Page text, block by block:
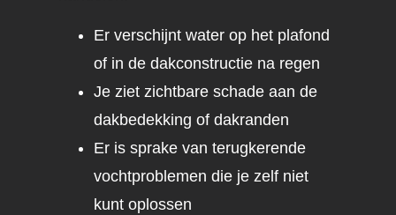
Er verschijnt water op het plafond
of in de dakconstructie na regen
Je ziet zichtbare schade aan de
dakbedekking of dakranden
Er is sprake van terugkerende
vochtproblemen die je zelf niet
kunt oplossen